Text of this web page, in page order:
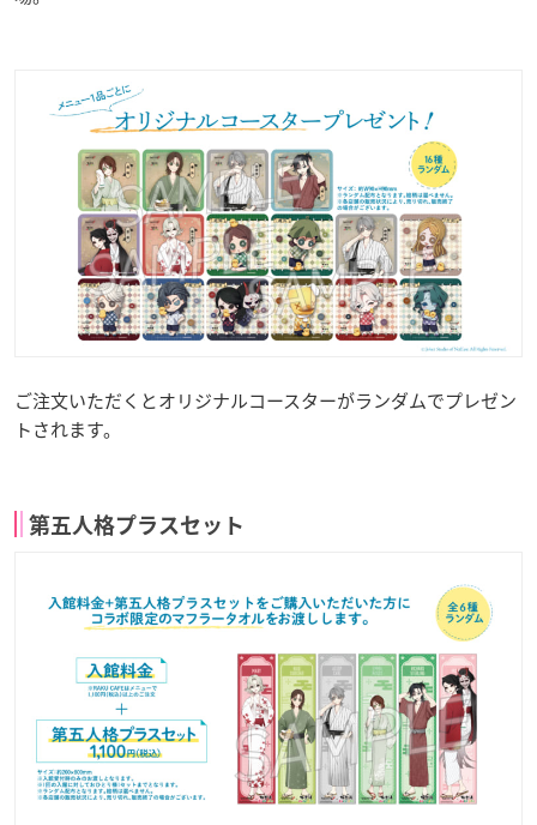
ご注文いただくとオリジナルコースターがランダムでプレゼン
トされます。
第五人格プラスセット